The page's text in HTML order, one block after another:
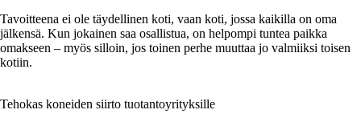
Tavoitteena ei ole täydellinen koti, vaan koti, jossa kaikilla on oma
jälkensä. Kun jokainen saa osallistua, on helpompi tuntea paikka
omakseen – myös silloin, jos toinen perhe muuttaa jo valmiiksi toisen
kotiin.
Tehokas koneiden siirto tuotantoyrityksille